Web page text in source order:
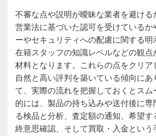
不審な点や説明が曖昧な業者を避ける
営業法に基づいた認可を受けているか
ーやセキュリティへの配慮に関する
在籍スタッフの知識レベルなどの観
材料となります。これらの点をクリア
自然と高い評判を築いている傾向にあ
て、実際の流れを把握しておくとス
的には、製品の持ち込みや送付後に専
る検品と分析、査定額の通知、希望
終意思確認、そして買取・入金という